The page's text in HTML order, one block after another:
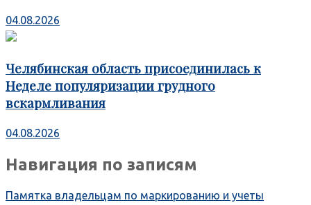
04.08.2026
Челябинская область присоединилась к
Неделе популяризации грудного
вскармливания
04.08.2026
Навигация по записям
Памятка владельцам по маркированию и учеты